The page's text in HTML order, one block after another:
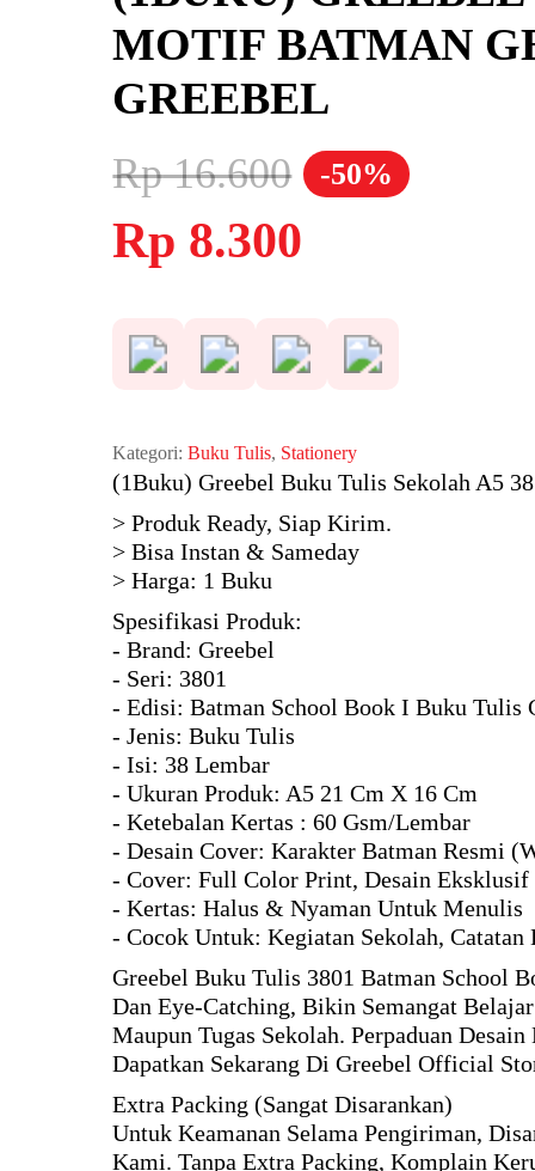
MOTIF BATMAN
GREEBEL
-50%
Rp16.600
Harga
aslinya
adalah:
Rp 8.300
Kategori:Buku Tulis, Stationery
(1Buku) Greebel Buku Tulis Sekolah A5
> Produk Ready, Siap Kirim.
> Bisa Instan & Sameday
> Harga: 1 Buku
Spesifikasi Produk:
- Brand: Greebel
- Seri: 3801
- Edisi: Batman School Book I Buku Tulis
- Jenis: Buku Tulis
- Isi: 38 Lembar
- Ukuran Produk: A5 21 Cm X 16 Cm
- Ketebalan Kertas : 60 Gsm/Lembar
- Desain Cover: Karakter Batman Resmi
- Cover: Full Color Print, Desain
- Kertas: Halus & Nyaman Untuk Menulis
- Cocok Untuk: Kegiatan Sekolah,
Greebel Buku Tulis 3801 Batman School
Dan Eye-Catching, Bikin Semangat
Maupun Tugas Sekolah. Perpaduan
Dapatkan Sekarang Di Greebel Official
Extra Packing (Sangat Disarankan)
Untuk Keamanan Selama Pengiriman,
Kami. Tanpa Extra Packing, Komplain